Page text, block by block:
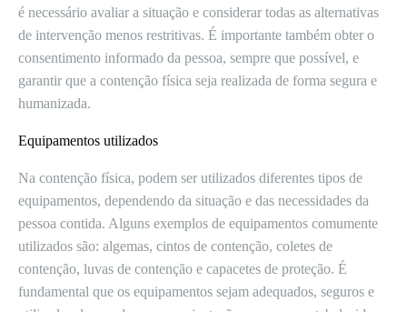
é necessário avaliar a situação e considerar todas as alternativas
de intervenção menos restritivas. É importante também obter o
consentimento informado da pessoa, sempre que possível, e
garantir que a contenção física seja realizada de forma segura e
humanizada.
Equipamentos utilizados
Na contenção física, podem ser utilizados diferentes tipos de
equipamentos, dependendo da situação e das necessidades da
pessoa contida. Alguns exemplos de equipamentos comumente
utilizados são: algemas, cintos de contenção, coletes de
contenção, luvas de contenção e capacetes de proteção. É
fundamental que os equipamentos sejam adequados, seguros e